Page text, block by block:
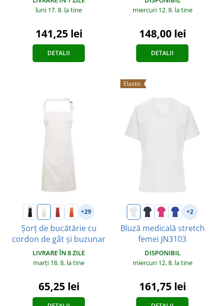
luni 17. 8. la tine
141,25 lei
DETALII
miercuri 12. 8. la tine
148,00 lei
DETALII
+29
Șorț de bucătărie cu
cordon de gât și buzunar
LIVRARE ÎN 8 ZILE
marți 18. 8. la tine
65,25 lei
Elastic
+2
Bluză medicală stretch
femei JN3103
DISPONIBIL
miercuri 12. 8. la tine
161,75 lei